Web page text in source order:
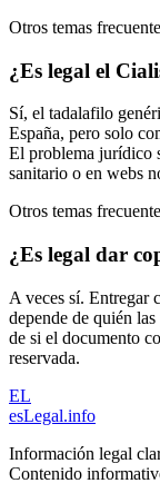
Otros temas
¿Es legal el
Sí, el tadalafilo
España, pero solo
El problema jurídico
sanitario o en webs
Otros temas
¿Es legal dar
A veces sí. Entregar
depende de quién
de si el documento
reservada.
EL
esLegal.info
Información legal
Contenido